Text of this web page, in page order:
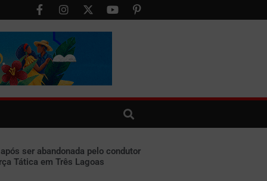
ser abandonada pelo condutor
Tática em Três Lagoas